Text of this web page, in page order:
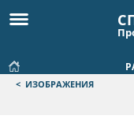
< ИЗОБРАЖЕНИЯ